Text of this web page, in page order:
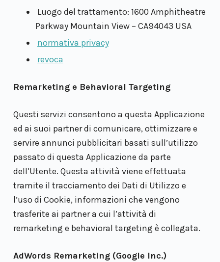
Luogo del trattamento: 1600 Amphitheatre
Parkway Mountain View – CA94043 USA
normativa privacy
revoca
Remarketing e Behavioral Targeting
Questi servizi consentono a questa Applicazione
ed ai suoi partner di comunicare, ottimizzare e
servire annunci pubblicitari basati sull’utilizzo
passato di questa Applicazione da parte
dell’Utente. Questa attività viene effettuata
tramite il tracciamento dei Dati di Utilizzo e
l’uso di Cookie, informazioni che vengono
trasferite ai partner a cui l’attività di
remarketing e behavioral targeting è collegata.
AdWords Remarketing (Google Inc.)